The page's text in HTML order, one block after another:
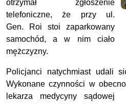
otrzymał zgłoszenie
telefoniczne, że przy ul.
Gen. Roi stoi zaparkowany
samochód, a w nim ciało
mężczyzny.
Policjanci natychmiast udali
Wykonane czynności w
lekarza medycyny